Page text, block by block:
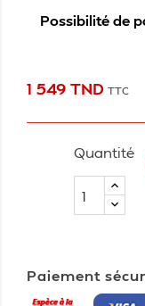
Possibilité de
1 549 TND TTC
Quantité
Paiement